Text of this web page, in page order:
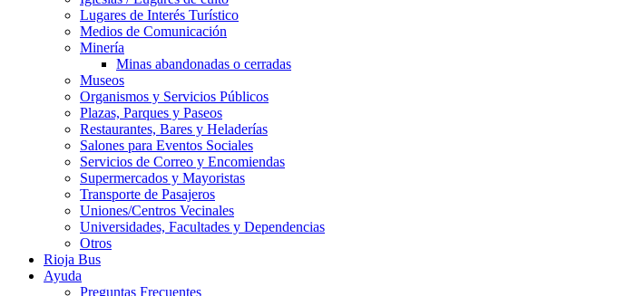
Lugares de Interés Turístico
Medios de Comunicación
Minería
Minas abandonadas o cerradas
Museos
Organismos y Servicios Públicos
Plazas, Parques y Paseos
Restaurantes, Bares y Heladerías
Salones para Eventos Sociales
Servicios de Correo y Encomiendas
Supermercados y Mayoristas
Transporte de Pasajeros
Uniones/Centros Vecinales
Universidades, Facultades y Dependencias
Otros
Rioja Bus
Ayuda
Preguntas Frecuentes